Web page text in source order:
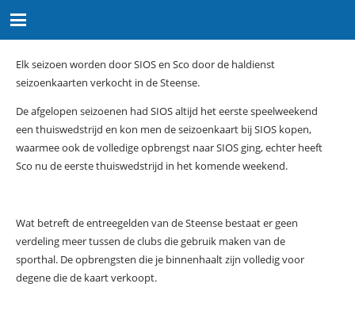
Elk seizoen worden door SIOS en Sco door de haldienst
seizoenkaarten verkocht in de Steense.
De afgelopen seizoenen had SIOS altijd het eerste speelweekend
een thuiswedstrijd en kon men de seizoenkaart bij SIOS kopen,
waarmee ook de volledige opbrengst naar SIOS ging, echter heeft
Sco nu de eerste thuiswedstrijd in het komende weekend.
Wat betreft de entreegelden van de Steense bestaat er geen
verdeling meer tussen de clubs die gebruik maken van de
sporthal. De opbrengsten die je binnenhaalt zijn volledig voor
degene die de kaart verkoopt.